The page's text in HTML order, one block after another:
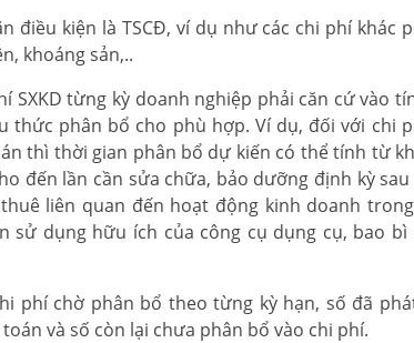
điều kiện là TSCĐ, ví dụ như các chi phí khác
khoáng sản,..
SXKD từng kỳ doanh nghiệp phải căn cứ vào
phân bổ cho phù hợp. Ví dụ, đối với chi
thì thời gian phân bổ dự kiến có thể tính từ
đến lần cần sửa chữa, bảo dưỡng định kỳ
liên quan đến hoạt động kinh doanh
dụng hữu ích của công cụ dụng cụ, bao bì
phí chờ phân bổ theo từng kỳ hạn, số đã
và số còn lại chưa phân bổ vào chi phí.